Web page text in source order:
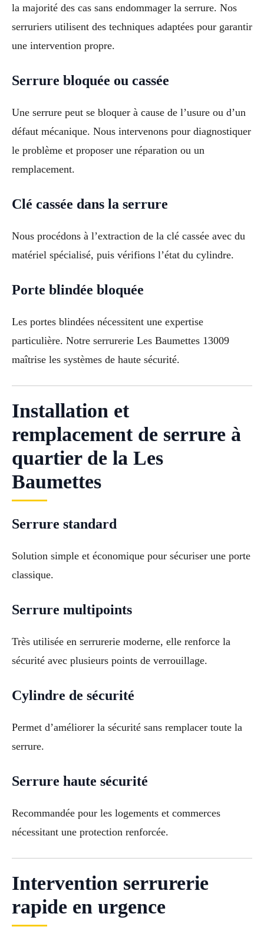
la majorité des cas sans endommager la serrure. Nos
serruriers utilisent des techniques adaptées pour garantir
une intervention propre.
Serrure bloquée ou cassée
Une serrure peut se bloquer à cause de l’usure ou d’un
défaut mécanique. Nous intervenons pour diagnostiquer
le problème et proposer une réparation ou un
remplacement.
Clé cassée dans la serrure
Nous procédons à l’extraction de la clé cassée avec du
matériel spécialisé, puis vérifions l’état du cylindre.
Porte blindée bloquée
Les portes blindées nécessitent une expertise
particulière. Notre serrurerie Les Baumettes 13009
maîtrise les systèmes de haute sécurité.
Installation et
remplacement de serrure à
quartier de la Les
Baumettes
Serrure standard
Solution simple et économique pour sécuriser une porte
classique.
Serrure multipoints
Très utilisée en serrurerie moderne, elle renforce la
sécurité avec plusieurs points de verrouillage.
Cylindre de sécurité
Permet d’améliorer la sécurité sans remplacer toute la
serrure.
Serrure haute sécurité
Recommandée pour les logements et commerces
nécessitant une protection renforcée.
Intervention serrurerie
rapide en urgence